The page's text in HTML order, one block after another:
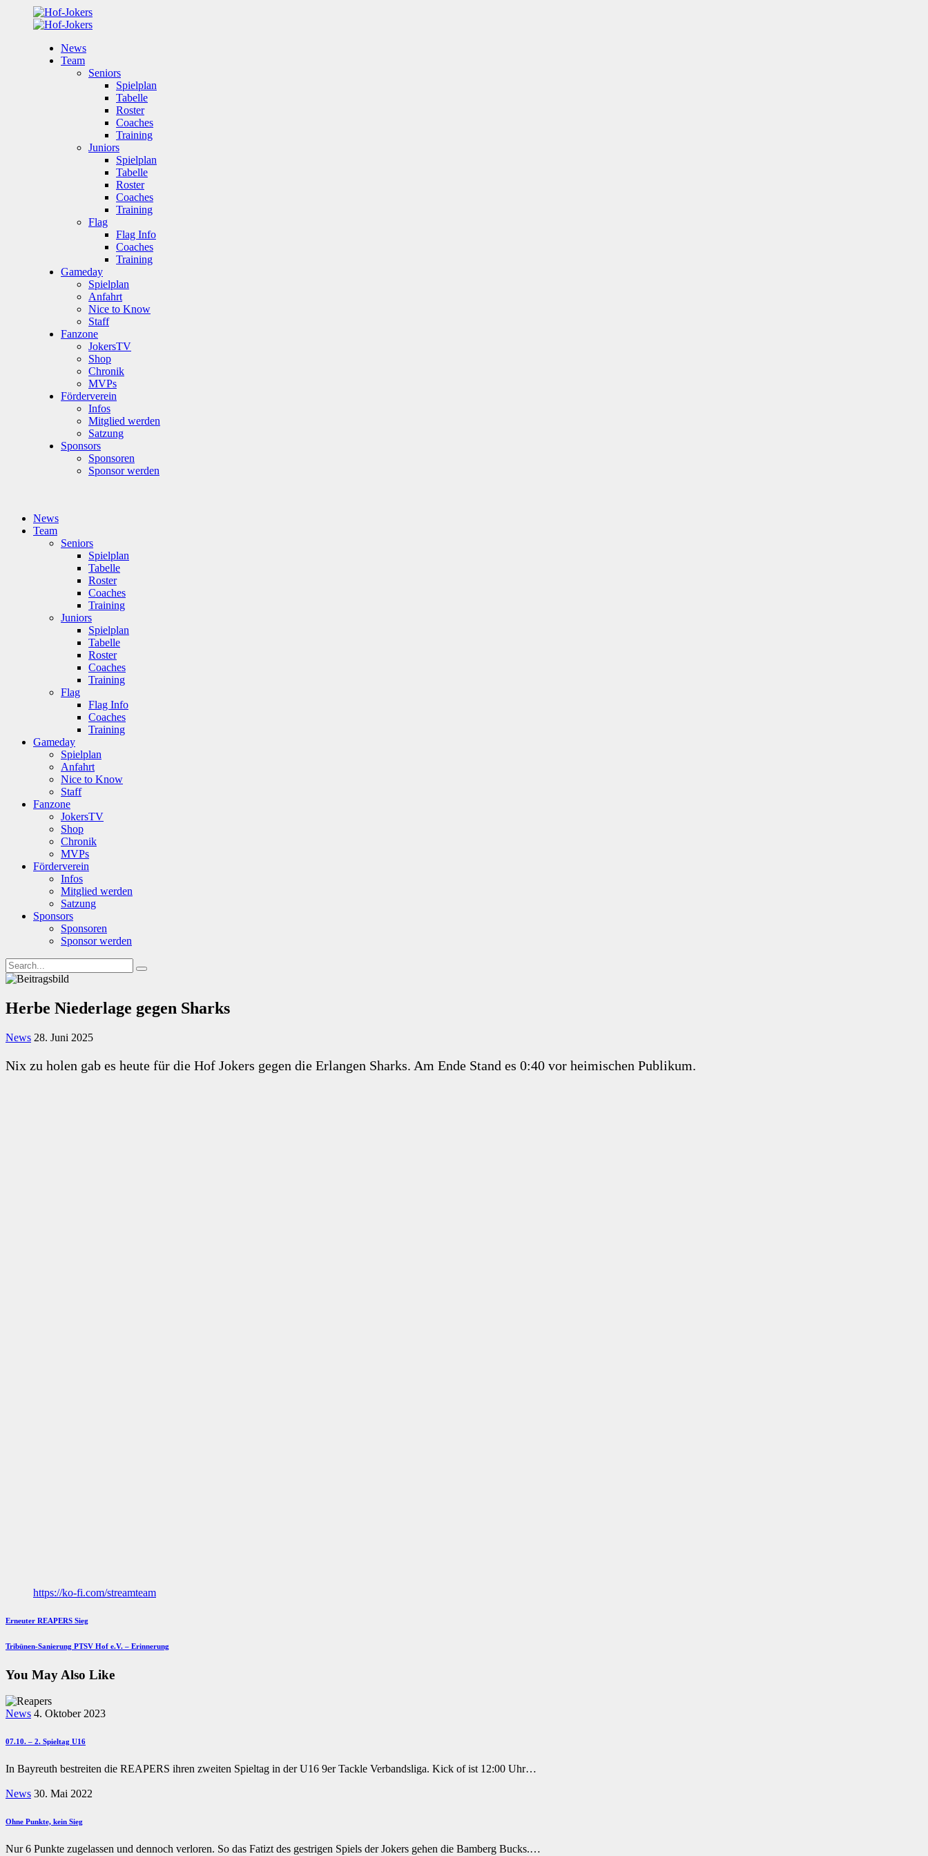
News
Team
Seniors
Spielplan
Tabelle
Roster
Coaches
Training
Juniors
Spielplan
Tabelle
Roster
Coaches
Training
Flag
Flag Info
Coaches
Training
Gameday
Spielplan
Anfahrt
Nice to Know
Staff
Fanzone
JokersTV
Shop
Chronik
MVPs
Förderverein
Infos
Mitglied werden
Satzung
Sponsors
Sponsoren
Sponsor werden
News
Team
Seniors
Spielplan
Tabelle
Roster
Coaches
Training
Juniors
Spielplan
Tabelle
Roster
Coaches
Training
Flag
Flag Info
Coaches
Training
Gameday
Spielplan
Anfahrt
Nice to Know
Staff
Fanzone
JokersTV
Shop
Chronik
MVPs
Förderverein
Infos
Mitglied werden
Satzung
Sponsors
Sponsoren
Sponsor werden
Herbe Niederlage gegen Sharks
News 28. Juni 2025
Nix zu holen gab es heute für die Hof Jokers gegen die Erlangen Sharks. Am Ende Stand es 0:40 vor heimischen Publikum.
https://ko-fi.com/streamteam
Beitragsnavigation
Previous
Erneuter REAPERS Sieg
Next
Tribünen-Sanierung PTSV Hof e.V. – Erinnerung
You May Also Like
News 4. Oktober 2023
07.10. – 2. Spieltag U16
In Bayreuth bestreiten die REAPERS ihren zweiten Spieltag in der U16 9er Tackle Verbandsliga. Kick of ist 12:00 Uhr…
News 30. Mai 2022
Ohne Punkte, kein Sieg
Nur 6 Punkte zugelassen und dennoch verloren. So das Fatizt des gestrigen Spiels der Jokers gehen die Bamberg Bucks.…